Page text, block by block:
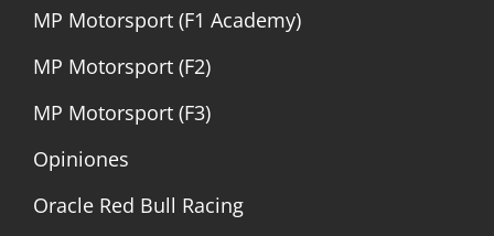
MP Motorsport (F1 Academy)
MP Motorsport (F2)
MP Motorsport (F3)
Opiniones
Oracle Red Bull Racing